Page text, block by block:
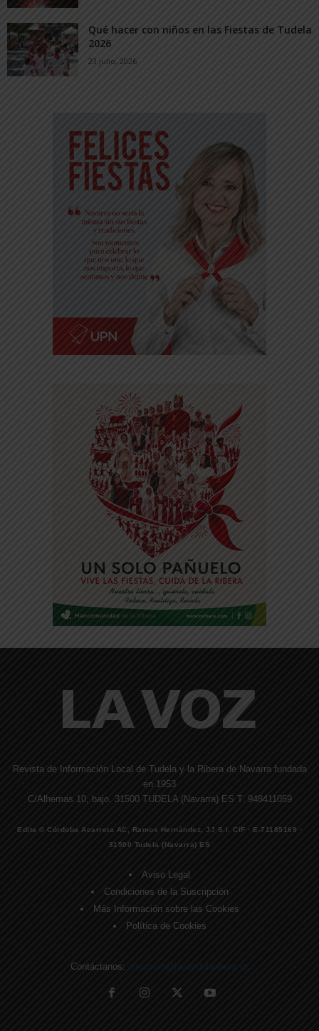
Qué hacer con niños en las Fiestas de Tudela
2026
23 julio, 2026
Revista de Información Local de Tudela y la Ribera de Navarra fundada
en 1953
C/Alhemas 10, bajo. 31500 TUDELA (Navarra) ES T. 948411059
Edita © Córdoba Acarreta AC, Ramos Hernández, JJ S.I. CIF · E-71185169 ·
31500 Tudela (Navarra) ES
Aviso Legal
Condiciones de la Suscripción
Más Información sobre las Cookies
Política de Cookies
Contáctanos: direccion@lavozdelaribera.es